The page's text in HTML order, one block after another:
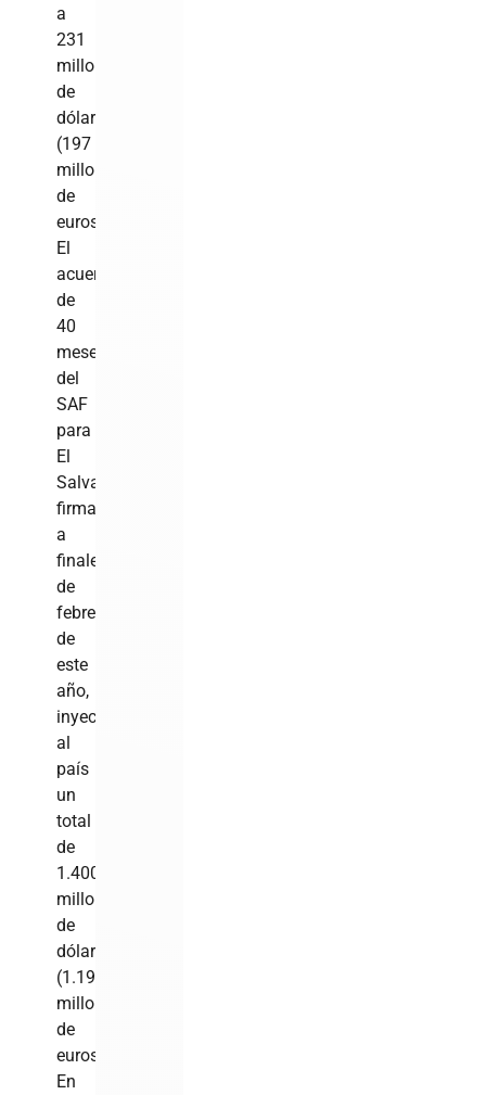
a
231
millones
de
dólares
(197
millones
de
euros).
El
acuerdo
de
40
meses
del
SAF
para
El
Salvador,
firmado
a
finales
de
febrero
de
este
año,
inyectará
al
país
un
total
de
1.400
millones
de
dólares
(1.194
millones
de
euros).
En